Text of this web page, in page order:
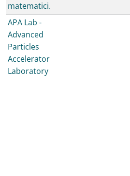
matematici.
APA Lab -
Advanced
Particles
Accelerator
Laboratory